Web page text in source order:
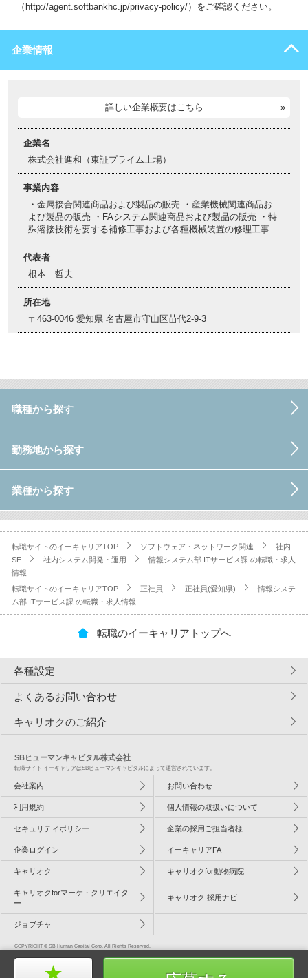
（http://agent.softbankhc.jp/privacy-policy/）をご確認ください。
企業情報
詳しい企業概要はこちら
企業名
株式会社進和（東証プライム上場）
事業内容
・金属接合関連商品および製品の販売 ・産業機械関連商品お
よび製品の販売 ・FAシステム関連商品および製品の販売 ・特
殊溶接技術を要する補修工事および各種機械装置の修理工事
代表者
根本 哲夫
所在地
〒463-0046 愛知県 名古屋市守山区苗代2-9-3
職種から探す
勤務地から探す
業種から探す
転職サイトのイーキャリアTOP ソフトウェア・ネットワーク関連
社内
SE
社内システム開発・運用
情報システム部 ITサービス課.の転職・求人
情報
転職サイトのイーキャリアTOP
正社員 正社員(愛知県)
情報システ
ム部 ITサービス課.の転職・求人情報
転職のイーキャリアトップへ
各種設定
よくあるお問い合わせ
キャリオクのご紹介
SBヒューマンキャピタル株式会社
転職サイト イーキャリアはSBヒューマンキャピタルによって運営されています。
会社案内 お問い合わせ
利用規約 個人情報の取扱いについて
セキュリティポリシー 企業の採用ご担当者様
企業ログイン イーキャリアFA
キャリオク キャリオクfor動物病院
キャリオクforマーケ・クリエイタ
ー
キャリオク 採用ナビ
ジョブチャ
COPYRIGHT © SB Human Capital Corp. All Rights Reserved.